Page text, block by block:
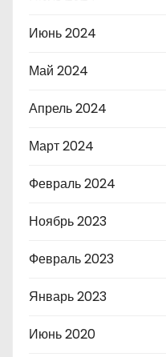
Июнь 2024
Май 2024
Апрель 2024
Март 2024
Февраль 2024
Ноябрь 2023
Февраль 2023
Январь 2023
Июнь 2020